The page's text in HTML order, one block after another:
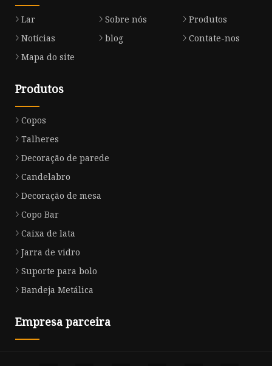
Lar Sobre nós
Produtos
Notícias
blog
Contate-nos
Mapa do site
Produtos
Copos
Talheres
Decoração de parede
Candelabro
Decoração de mesa
Copo Bar
Caixa de lata
Jarra de vidro
Suporte para bolo
Bandeja Metálica
Empresa parceira